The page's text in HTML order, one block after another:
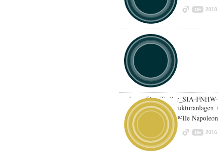
DE 2018
Imagefilm_Trailer_SIA-FNHW-
Audio_Off-Stimme
2017
Ile
DE 2016